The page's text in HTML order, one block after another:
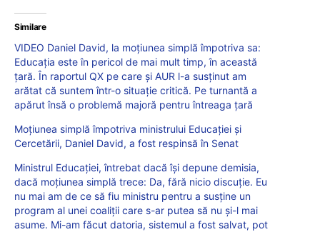
Similare
VIDEO Daniel David, la moțiunea simplă împotriva sa:
Educația este în pericol de mai mult timp, în această
țară. În raportul QX pe care și AUR l-a susținut am
arătat că suntem într-o situație critică. Pe turnantă a
apărut însă o problemă majoră pentru întreaga țară
Moțiunea simplă împotriva ministrului Educației și
Cercetării, Daniel David, a fost respinsă în Senat
Ministrul Educației, întrebat dacă își depune demisia,
dacă moțiunea simplă trece: Da, fără nicio discuție. Eu
nu mai am de ce să fiu ministru pentru a susține un
program al unei coaliții care s-ar putea să nu și-l mai
asume. Mi-am făcut datoria, sistemul a fost salvat, pot